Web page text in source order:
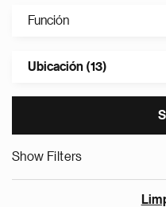
Función
Ubicación (13)
Show Filters